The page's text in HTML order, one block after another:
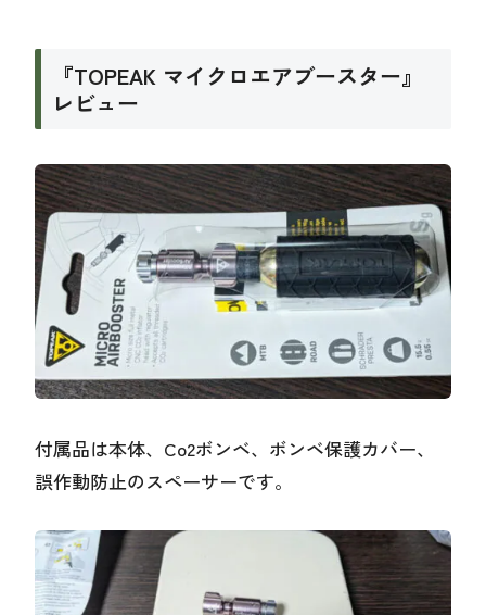
『TOPEAK マイクロエアブースター』
レビュー
付属品は本体、Co2ボンベ、ボンベ保護カバー、
誤作動防止のスペーサーです。